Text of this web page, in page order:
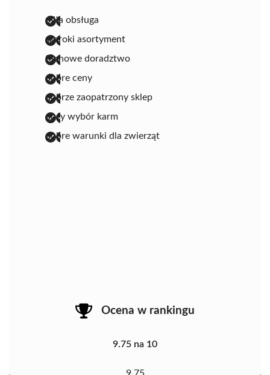
miła obsługa
szeroki asortyment
fachowe doradztwo
dobre ceny
dobrze zaopatrzony sklep
duży wybór karm
dobre warunki dla zwierząt
Ocena w rankingu
9.75 na 10
9.75